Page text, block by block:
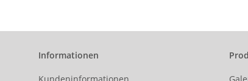
Informationen
Kundeninformationen